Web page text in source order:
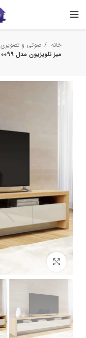
خانه صوتی و تصویری
میز تلویزیون مدل 0099